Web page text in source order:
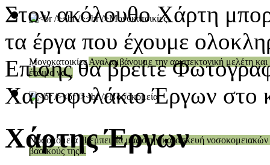
Μονοκατοικίες Αναλαμβάνουμε την αρχιτεκτονική μελέτη
έτοιμο να...
Νοσοκομεία Η εμπειρία μας στην κατασκευή
βασικούς της...
Στον ακόλουθο Χάρτη
τα έργα που έχουμε
Επίσης θα βρείτε
Χαρτοφυλάκιο Έργων στο
Χάρτης Έργων